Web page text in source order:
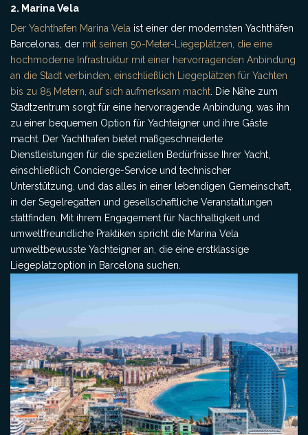
2. Marina Vela
Der Yachthafen Marina Vela ist einer der modernsten Yachthäfen
Barcelonas, der mit seinen 50-Meter-Liegeplätzen, die eine
hochmoderne Infrastruktur mit einer hervorragenden Anbindung
an die Stadt verbinden, einschließlich Liegeplätzen für Yachten
bis zu 85 Metern, auf sich aufmerksam macht . Die Nähe zum
Stadtzentrum sorgt für eine hervorragende Anbindung, was ihn
zu einer bequemen Option für Yachteigner und ihre Gäste
macht. Der Yachthafen bietet maßgeschneiderte
Dienstleistungen für die speziellen Bedürfnisse Ihrer Yacht,
einschließlich Concierge-Service und technischer
Unterstützung, und das alles in einer lebendigen Gemeinschaft,
in der Segelregatten und gesellschaftliche Veranstaltungen
stattfinden. Mit ihrem Engagement für Nachhaltigkeit und
umweltfreundliche Praktiken spricht die Marina Vela
umweltbewusste Yachteigner an, die eine erstklassige
Liegeplatzoption in Barcelona suchen.